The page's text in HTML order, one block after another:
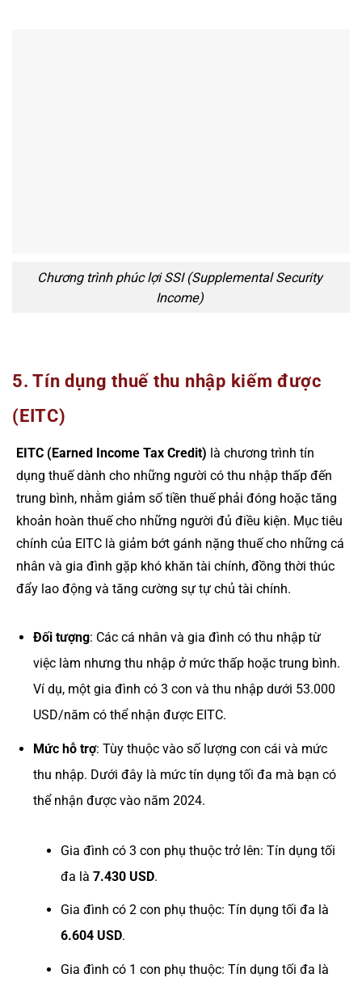
Chương trình phúc lợi SSI (Supplemental Security
Income)
5. Tín dụng thuế thu nhập kiếm được
(EITC)
EITC (Earned Income Tax Credit) là chương trình tín
dụng thuế dành cho những người có thu nhập thấp đến
trung bình, nhằm giảm số tiền thuế phải đóng hoặc tăng
khoản hoàn thuế cho những người đủ điều kiện. Mục tiêu
chính của EITC là giảm bớt gánh nặng thuế cho những cá
nhân và gia đình gặp khó khăn tài chính, đồng thời thúc
đẩy lao động và tăng cường sự tự chủ tài chính.
Đối tượng: Các cá nhân và gia đình có thu nhập từ
việc làm nhưng thu nhập ở mức thấp hoặc trung bình.
Ví dụ, một gia đình có 3 con và thu nhập dưới 53.000
USD/năm có thể nhận được EITC.
Mức hỗ trợ: Tùy thuộc vào số lượng con cái và mức
thu nhập. Dưới đây là mức tín dụng tối đa mà bạn có
thể nhận được vào năm 2024.
Gia đình có 3 con phụ thuộc trở lên: Tín dụng tối
đa là 7.430 USD.
Gia đình có 2 con phụ thuộc: Tín dụng tối đa là
6.604 USD.
Gia đình có 1 con phụ thuộc: Tín dụng tối đa là